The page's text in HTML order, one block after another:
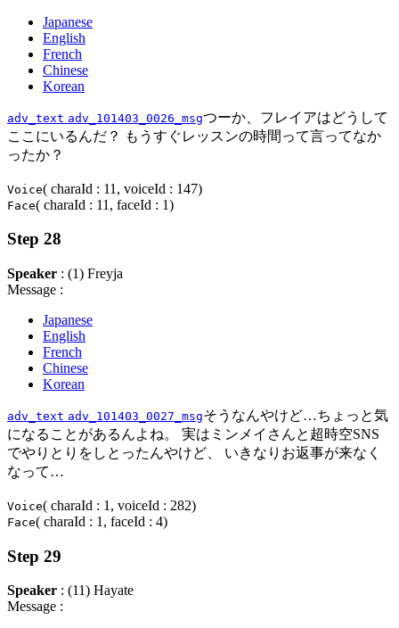
Japanese
English
French
Chinese
Korean
adv_text adv_101403_0026_msgつーか、フレイアはどうして
ここにいるんだ？ もうすぐレッスンの時間って言ってなか
ったか？
Voice( charaId : 11, voiceId : 147)
Face( charaId : 11, faceId : 1)
Step 28
Speaker : (1) Freyja
Message :
Japanese
English
French
Chinese
Korean
adv_text adv_101403_0027_msgそうなんやけど…ちょっと気
になることがあるんよね。 実はミンメイさんと超時空SNS
でやりとりをしとったんやけど、 いきなりお返事が来なく
なって…
Voice( charaId : 1, voiceId : 282)
Face( charaId : 1, faceId : 4)
Step 29
Speaker : (11) Hayate
Message :